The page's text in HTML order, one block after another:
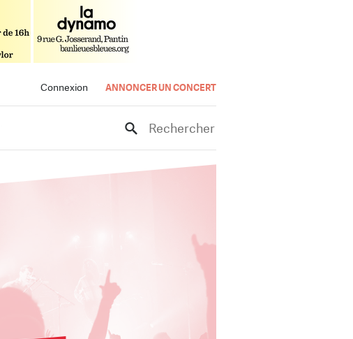
Connexion ANNONCER UN CONCERT
Rechercher